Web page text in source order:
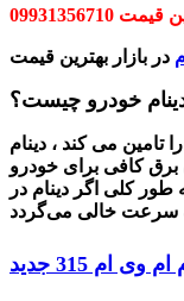
در بازار بهترین قیمت
خودرو چیست؟
می کند ، دینام
کافی برای خودرو
کلی اگر دینام در
وی ام 315 جدید